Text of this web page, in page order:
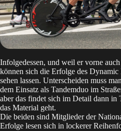
Infolgedessen, und weil er vorne
können sich die Erfolge des Dynamic
sehen lassen. Unterscheiden muss
dem Einsatz als Tandemduo im
aber das findet sich im Detail dann
das Material geht.
Die beiden sind Mitglieder der
Erfolge lesen sich in lockerer